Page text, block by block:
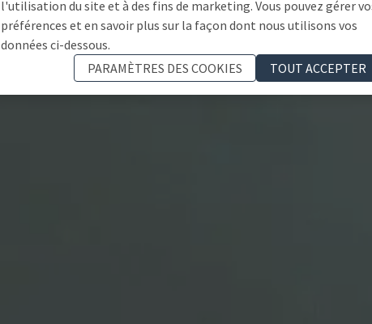
l'utilisation du site et à des fins de marketing. Vous pouvez gérer
préférences et en savoir plus sur la façon dont nous utilisons vos
données ci-dessous.
PARAMÈTRES DES COOKIES
TOUT ACCEPTER